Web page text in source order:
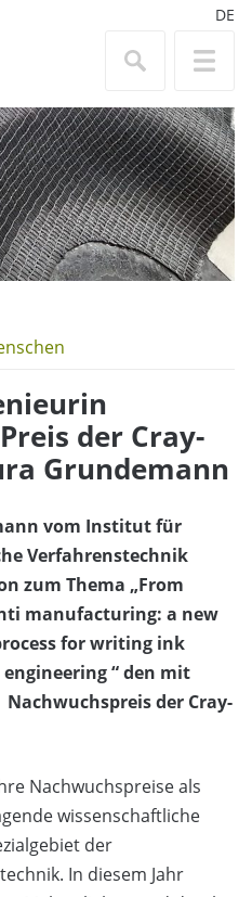
DE
der Cray-
Grundemann
vom Institut für
Verfahrenstechnik
zum Thema „From
manufacturing: a new
for writing ink
“ den mit
der Cray-
Nachwuchspreise als
wissenschaftliche
der
In diesem Jahr